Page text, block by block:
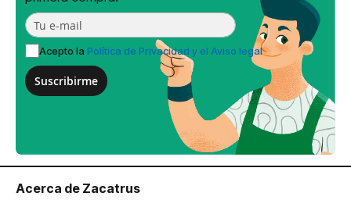
Acepto la Política de Privacidad y el Aviso legal
Suscribirme
Acerca de Zacatrus